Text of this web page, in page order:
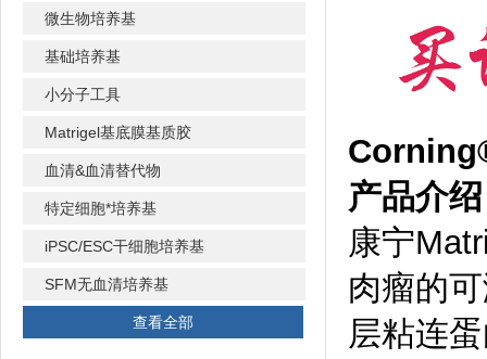
微生物培养基
基础培养基
小分子工具
Matrigel基底膜基质胶
血清&血清替代物
特定细胞*培养基
iPSC/ESC干细胞培养基
SFM无血清培养基
查看全部
产品介
康宁
肉瘤的
层粘连